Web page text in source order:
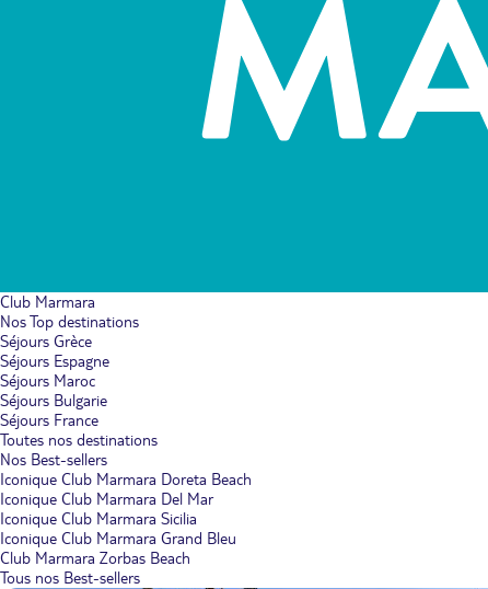
Club Marmara
Nos Top destinations
Séjours Grèce
Séjours Espagne
Séjours Maroc
Séjours Bulgarie
Séjours France
Toutes nos destinations
Nos Best-sellers
Iconique Club Marmara Doreta Beach
Iconique Club Marmara Del Mar
Iconique Club Marmara Sicilia
Iconique Club Marmara Grand Bleu
Club Marmara Zorbas Beach
Tous nos Best-sellers